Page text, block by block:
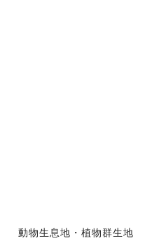
動物生息地・植物群生地